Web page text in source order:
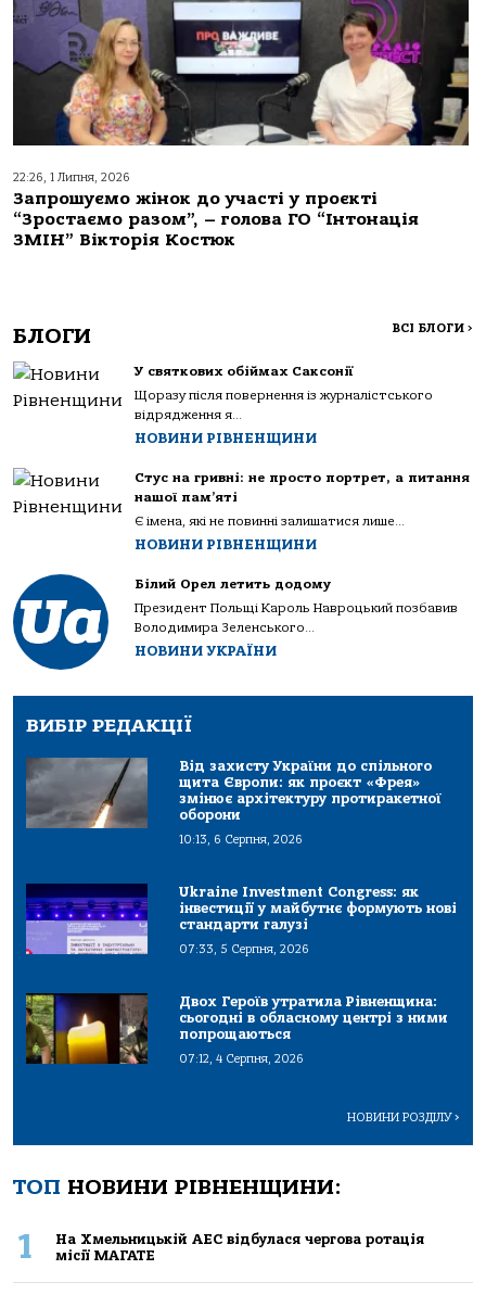
22:26, 1 Липня, 2026
Запрошуємо жінок до участі у проєкті
“Зростаємо разом”, – голова ГО “Інтонація
ЗМІН” Вікторія Костюк
БЛОГИ ВСІ БЛОГИ >
У святкових обіймах Саксонії
Щоразу після повернення із журналістського
відрядження я...
НОВИНИ РІВНЕНЩИНИ
Стус на гривні: не просто портрет, а питання
нашої пам’яті
Є імена, які не повинні залишатися лише...
НОВИНИ РІВНЕНЩИНИ
Білий Орел летить додому
Президент Польщі Кароль Навроцький позбавив
Володимира Зеленського...
НОВИНИ УКРАЇНИ
ВИБІР РЕДАКЦІЇ
Від захисту України до спільного
щита Європи: як проєкт «Фрея»
змінює архітектуру протиракетної
оборони
10:13, 6 Серпня, 2026
Ukraine Investment Congress: як
інвестиції у майбутнє формують нові
стандарти галузі
07:33, 5 Серпня, 2026
Двох Героїв утратила Рівненщина:
сьогодні в обласному центрі з ними
попрощаються
07:12, 4 Серпня, 2026
НОВИНИ РОЗДІЛУ>
ТОП НОВИНИ РІВНЕНЩИНИ:
1
На Хмельницькій АЕС відбулася чергова ротація
місії МАГАТЕ